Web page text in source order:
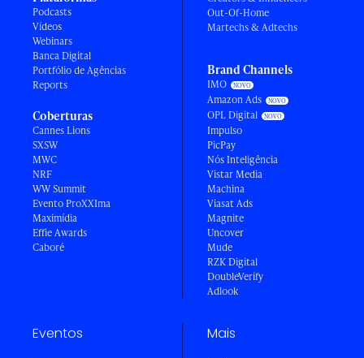
Podcasts
Vídeos
Webinars
Banca Digital
Portfólio de Agências
Reports
Coberturas
Cannes Lions
SXSW
MWC
NRF
WW Summit
Evento ProXXIma
Maximídia
Effie Awards
Caboré
Out-Of-Home
Martechs & Adtechs
Brand Channels
IMO
Amazon Ads
OPL Digital
Impulso
PicPay
Nós Inteligência
Vistar Media
Machina
Viasat Ads
Magnite
Uncover
Mude
RZK Digital
DoubleVerify
Adlook
Eventos Mais